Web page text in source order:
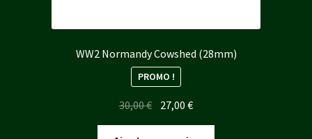
WW2 Normandy Cowshed (28mm)
PROMO !
30,00€ Le
prix
27,00€Le
prix